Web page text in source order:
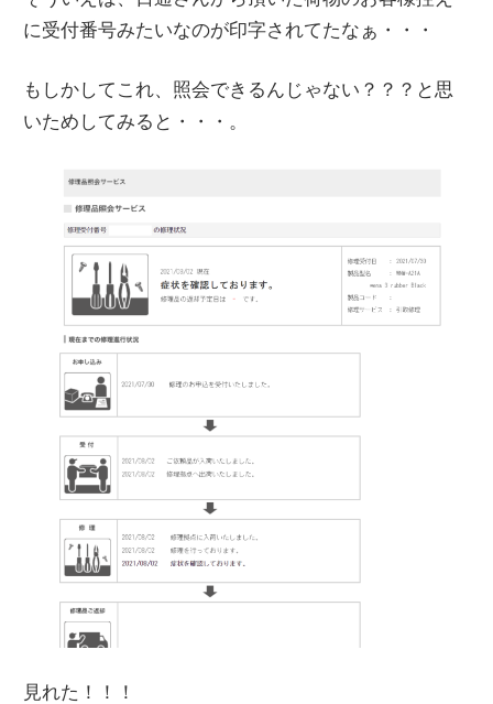
に受付番号みたいなのが印字されてたなぁ・・・
もしかしてこれ、照会できるんじゃない？？？と思
いためしてみると・・・。
見れた！！！